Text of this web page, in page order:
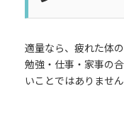
適量なら、疲れた体
勉強・仕事・家事の
いことではありません